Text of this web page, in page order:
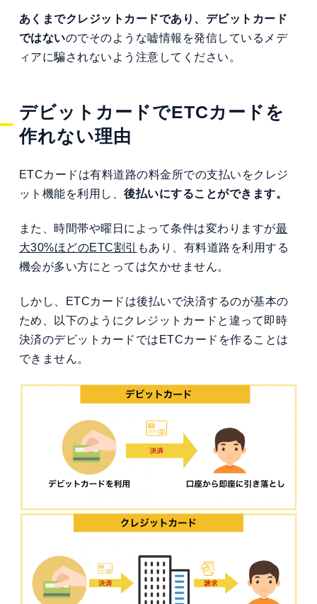
あくまでクレジットカードであり、デビットカード
ではないのでそのような嘘情報を発信しているメデ
ィアに騙されないよう注意してください。
デビットカードでETCカードを
作れない理由
ETCカードは有料道路の料金所での支払いをクレジ
ット機能を利用し、後払いにすることができます。
また、時間帯や曜日によって条件は変わりますが最
大30%ほどのETC割引
もあり、有料道路を利用する
機会が多い方にとっては欠かせません。
しかし、ETCカードは後払いで決済するのが基本の
ため、以下のようにクレジットカードと違って即時
決済のデビットカードではETCカードを作ることは
できません。